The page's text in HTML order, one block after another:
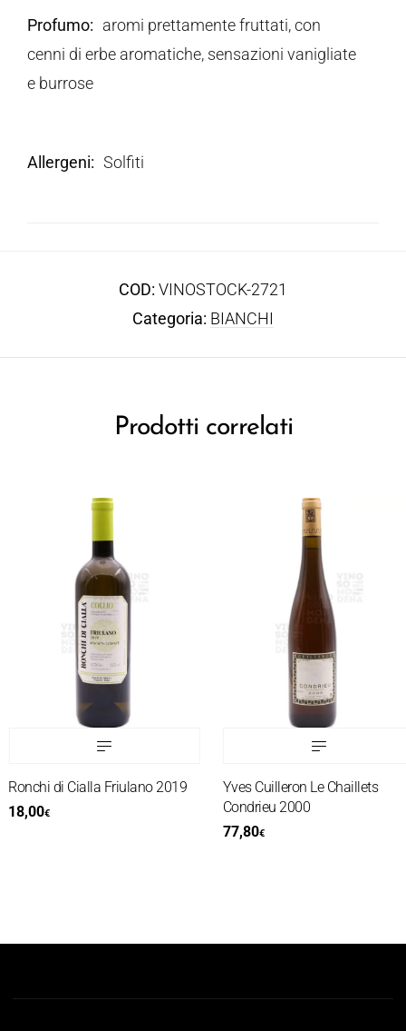
Profumo
aromi prettamente fruttati, con
cenni di erbe aromatiche, sensazioni vanigliate
e burrose
Allergeni Solfiti
COD: VINOSTOCK-2721
Categoria: BIANCHI
Prodotti correlati
di Cialla Friulano 2019
€
Yves Cuilleron Le Chaillets
Condrieu 2000
77,80€